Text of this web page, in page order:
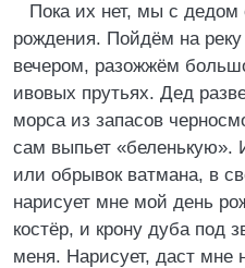
Пока их нет, мы с дедом
рождения. Пойдём на
вечером, разожжём
ивовых прутьях. Дед
морса из запасов
сам выпьет «беленькую».
или обрывок ватмана, в
нарисует мне мой день
костёр, и крону дуба под
меня. Нарисует, даст мне